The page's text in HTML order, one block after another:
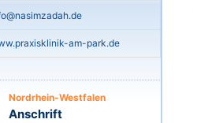
am-park.de
Nordrhein-Westfalen
Anschrift